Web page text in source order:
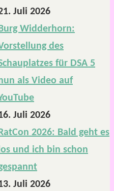
Juli 2026
Widderhorn:
des
für DSA 5
als Video auf
Juli 2026
2026: Bald geht es
und ich bin schon
Juli 2026